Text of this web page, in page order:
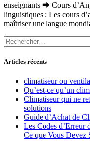
enseignants ⮕ Cours
linguistiques : Les cours
maîtriser une langue
Rechercher :
Articles récents
climatiseur ou
Qu’est-ce qu’un
Climatiseur qui ne
solutions
Guide d’Achat de
Les Codes d’Erreur
Ce que Vous Devez